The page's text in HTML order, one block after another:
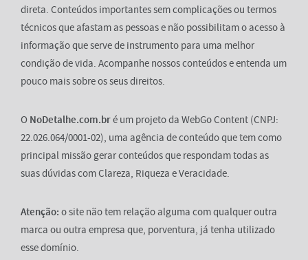
direta. Conteúdos importantes sem complicações ou termos
técnicos que afastam as pessoas e não possibilitam o acesso à
informação que serve de instrumento para uma melhor
condição de vida. Acompanhe nossos conteúdos e entenda um
pouco mais sobre os seus direitos.
O NoDetalhe.com.bré um projeto da WebGo Content (CNPJ:
22.026.064/0001-02), uma agência de conteúdo que tem como
principal missão gerar conteúdos que respondam todas as
suas dúvidas com Clareza, Riqueza e Veracidade.
Atenção: o site não tem relação alguma com qualquer outra
marca ou outra empresa que, porventura, já tenha utilizado
esse domínio.